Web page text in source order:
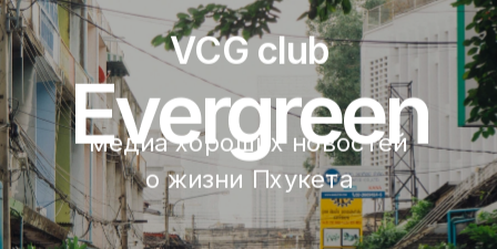
VCG club
Evergreen
медиа хороших новостей
о жизни Пхукета